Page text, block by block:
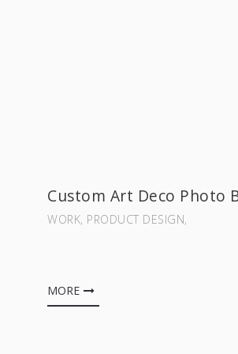
Custom Art Deco Photo
WORK‚ PRODUCT DESIGN‚
MORE